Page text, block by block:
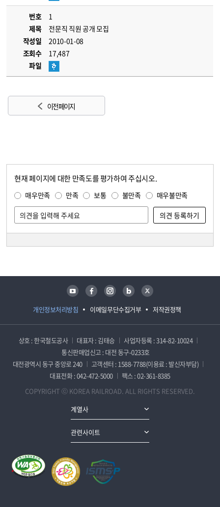
번호
1
제목
전문직 직원 공개 모집
작성일
2010-01-08
조회수
17,487
파일
이전 페이지
현재 페이지에 대한 만족도를 평가하여 주십시오.
매우만족 만족 보통 불만족 매우불만족
개인정보처리방침 이메일무단수집거부 저작권정책
유튜브 페이스북 인스타그램 블로그 트위터
상호 : 한국철도공사 대표자 : 김태승
사업자등록 : 314-82-10024
통신판매업신고 : 대전 동구-0233호
대전광역시 동구 중앙로 240
고객센터 : 1588-7788(이용료 : 발신자부담)
대표전화 : 042-472-5000
팩스 : 02-361-8385
COPYRIGHT ⓒ KOREA RAILROAD. ALL RIGHTS RESERVED.
계열사
관련사이트